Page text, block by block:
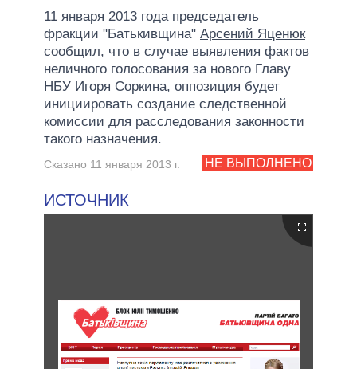
11 января 2013 года председатель
фракции "Батькивщина" Арсений Яценюк
сообщил, что в случае выявления фактов
неличного голосования за нового Главу
НБУ Игоря Соркина, оппозиция будет
инициировать создание следственной
комиссии для расследования законности
такого назначения.
НЕ ВЫПОЛНЕНО
Сказано 11 января 2013 г.
ИСТОЧНИК